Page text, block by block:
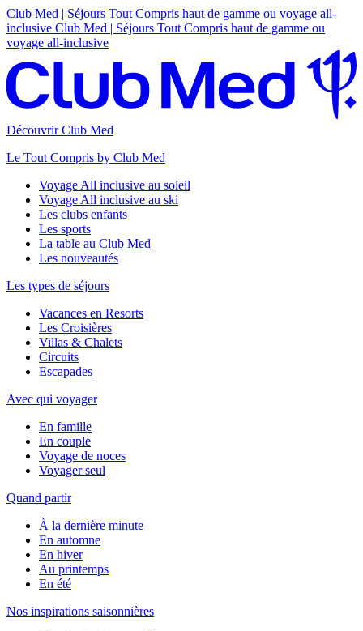
Club Med | Séjours Tout Compris haut de gamme ou voyage all-
inclusive Club Med | Séjours Tout Compris haut de gamme ou
voyage all-inclusive
Découvrir Club Med
Le Tout Compris by Club Med
Voyage All inclusive au soleil
Voyage All inclusive au ski
Les clubs enfants
Les sports
La table au Club Med
Les nouveautés
Les types de séjours
Vacances en Resorts
Les Croisières
Villas & Chalets
Circuits
Escapades
Avec qui voyager
En famille
En couple
Voyage de noces
Voyager seul
Quand partir
À la dernière minute
En automne
En hiver
Au printemps
En été
Nos inspirations saisonnières